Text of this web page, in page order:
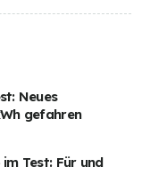
Neues
gefahren
Test: Für und